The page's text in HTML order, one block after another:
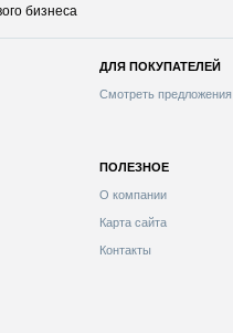
бизнеса
ДЛЯ ПОКУПАТЕЛЕЙ
Смотреть предложения
ПОЛЕЗНОЕ
О компании
Карта сайта
Контакты